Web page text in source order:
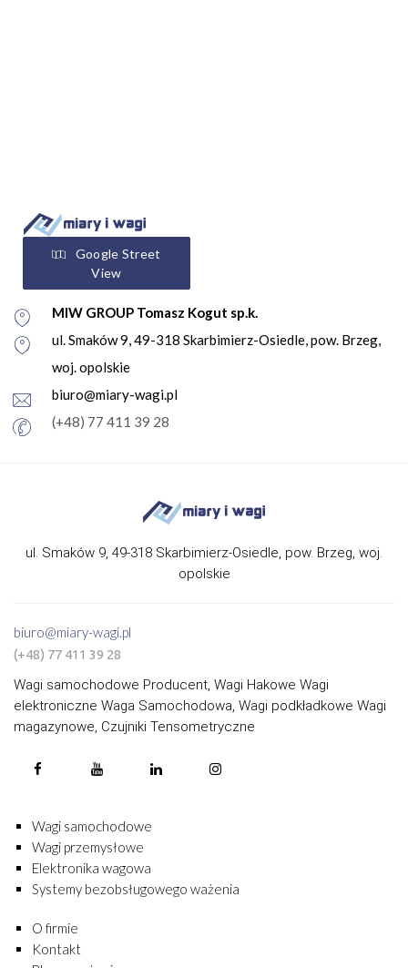
Google Street
View
MIW GROUP Tomasz Kogut sp.k.
ul. Smaków 9, 49-318 Skarbimierz-Osiedle, pow. Brzeg,
woj. opolskie
biuro@miary-wagi.pl
(+48) 77 411 39 28
ul. Smaków 9, 49-318 Skarbimierz-Osiedle, pow. Brzeg, woj.
opolskie
biuro@miary-wagi.pl
(+48) 77 411 39 28
Wagi samochodowe Producent, Wagi Hakowe Wagi
elektroniczne Waga Samochodowa, Wagi podkładkowe Wagi
magazynowe, Czujniki Tensometryczne
Wagi samochodowe
Wagi przemysłowe
Elektronika wagowa
Systemy bezobsługowego ważenia
O firmie
Kontakt